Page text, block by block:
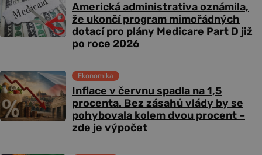
Americká administrativa oznámila,
že ukončí program mimořádných
dotací pro plány Medicare Part D již
po roce 2026
Inflace v červnu spadla na 1,5
procenta. Bez zásahů vlády by se
pohybovala kolem dvou procent –
zde je výpočet
Ekonomika